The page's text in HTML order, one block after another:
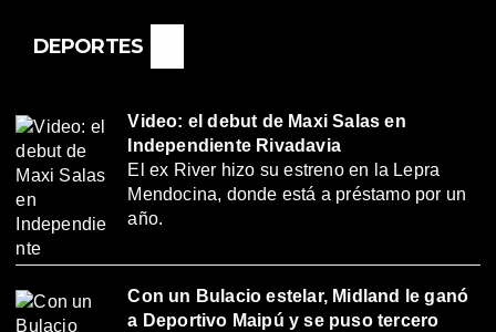
DEPORTES
Video: el debut de Maxi Salas en
Independiente Rivadavia
El ex River hizo su estreno en la Lepra
Mendocina, donde está a préstamo por un
año.
Con un Bulacio estelar, Midland le ganó
a Deportivo Maipú y se puso tercero